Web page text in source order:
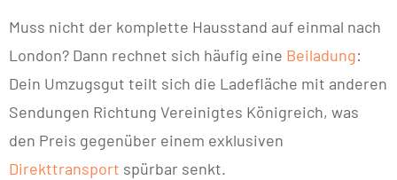
Muss nicht der komplette Hausstand auf einmal nach
London? Dann rechnet sich häufig eine Beiladung:
Dein Umzugsgut teilt sich die Ladefläche mit anderen
Sendungen Richtung Vereinigtes Königreich, was
den Preis gegenüber einem exklusiven
Direkttransport spürbar senkt.